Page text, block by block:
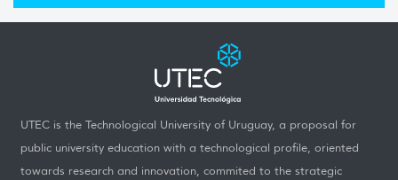
UTEC is the Technological University of Uruguay, a proposal for
public university education with a technological profile, oriented
towards research and innovation, commited to the strategic